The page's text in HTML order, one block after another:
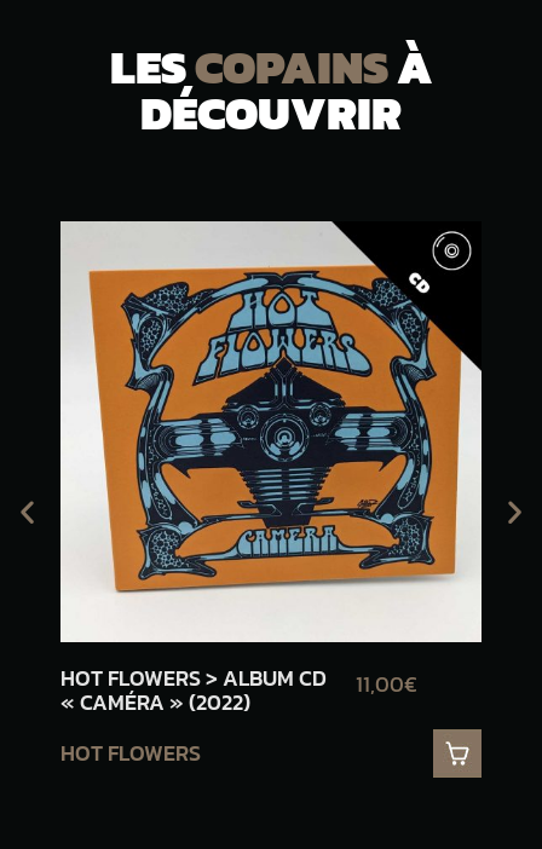
LESCOPAINSÀ
DÉCOUVRIR
HOT FLOWERS > ALBUM CD
« CAMÉRA » (2022)
11,00€
HOT FLOWERS